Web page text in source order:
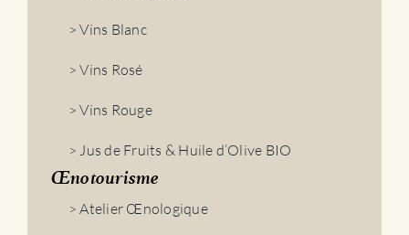
> Vins Blanc
> Vins Rosé
> Vins Rouge
> Jus de Fruits & Huile d’Olive BIO
Œnotourisme
> Atelier Œnologique